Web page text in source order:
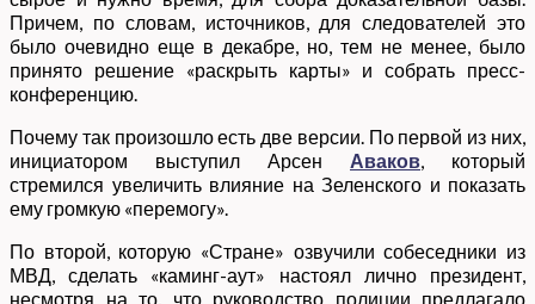
Причем, по словам, источников, для следователей это
было очевидно еще в декабре, но, тем не менее, было
принято решение «раскрыть карты» и собрать пресс-
конференцию.
Почему так произошло есть две версии. По первой из них,
инициатором выступил Арсен Аваков , который
стремился увеличить влияние на Зеленского и показать
ему громкую «перемогу».
По второй, которую «Стране» озвучили собеседники из
МВД, сделать «каминг-аут» настоял лично президент,
несмотря на то, что руководство полиции предлагало